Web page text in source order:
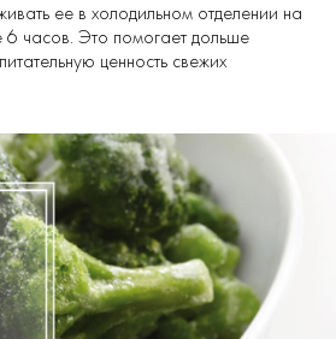
ее в холодильном отделении на
часов. Это помогает дольше
ценность свежих